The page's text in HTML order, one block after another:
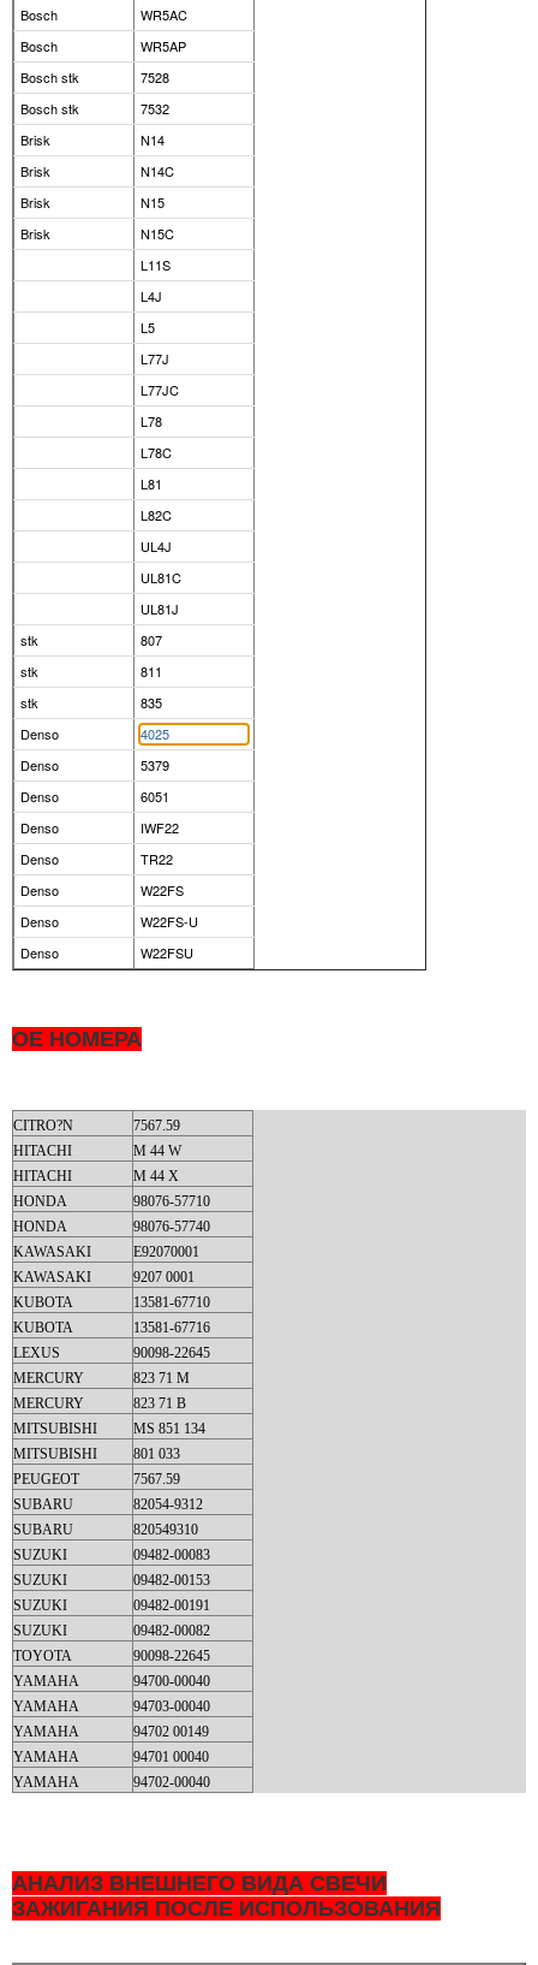
Bosch
WR5AC
Bosch
WR5AP
Bosch stk
7528
Bosch stk
7532
Brisk
N14
Brisk
N14C
Brisk
N15
Brisk
N15C
L11S
L4J
L5
L77J
L77JC
L78
L78C
L81
L82C
UL4J
UL81C
UL81J
stk
807
stk
811
stk
835
Denso
4025
Denso
5379
Denso
6051
Denso
IWF22
Denso
TR22
Denso
W22FS
Denso
W22FS-U
Denso
W22FSU
OE НОМЕРА
CITRO?N
7567.59
HITACHI
M 44 W
HITACHI
M 44 X
HONDA
98076-57710
HONDA
98076-57740
KAWASAKI
E92070001
KAWASAKI
9207 0001
KUBOTA
13581-67710
KUBOTA
13581-67716
LEXUS
90098-22645
MERCURY
823 71 M
MERCURY
823 71 B
MITSUBISHI
MS 851 134
MITSUBISHI
801 033
PEUGEOT
7567.59
SUBARU
82054-9312
SUBARU
820549310
SUZUKI
09482-00083
SUZUKI
09482-00153
SUZUKI
09482-00191
SUZUKI
09482-00082
TOYOTA
90098-22645
YAMAHA
94700-00040
YAMAHA
94703-00040
YAMAHA
94702 00149
YAMAHA
94701 00040
YAMAHA
94702-00040
АНАЛИЗ ВНЕШНЕГО ВИДА СВЕЧИ
ЗАЖИГАНИЯ ПОСЛЕ ИСПОЛЬЗОВАНИЯ